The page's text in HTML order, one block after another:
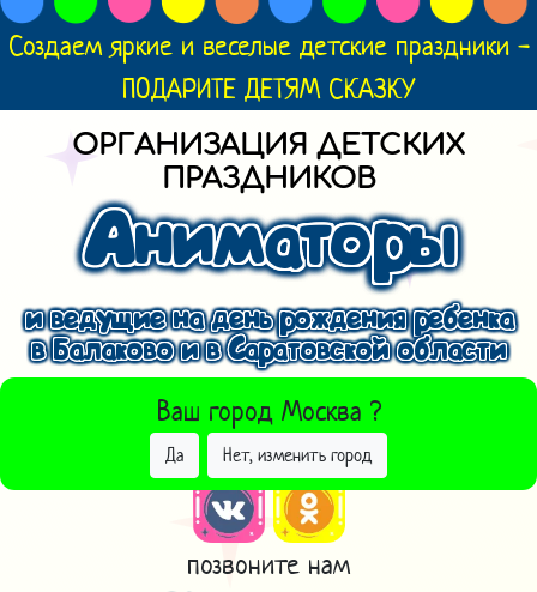
Создаем яркие и веселые детские праздники -
ПОДАРИТЕ ДЕТЯМ СКАЗКУ
ОРГАНИЗАЦИЯ ДЕТСКИХ
ПРАЗДНИКОВ
Аниматоры
и ведущие на день рождения ребенка
в Балаково и в Саратовской области
Ваш город Москва ?
Да Нет, изменить город
ВЫБРАТЬ ДРУГОЙ ГОРОД
позвоните нам